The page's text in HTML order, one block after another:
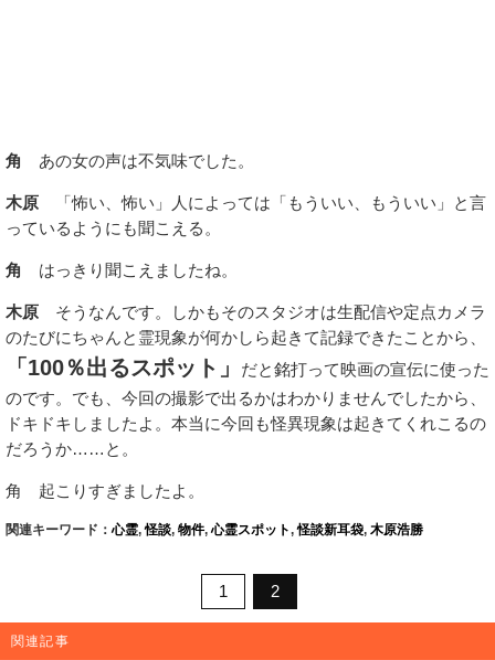
角 あの女の声は不気味でした。
木原 「怖い、怖い」人によっては「もういい、もういい」と言
っているようにも聞こえる。
角 はっきり聞こえましたね。
木原 そうなんです。しかもそのスタジオは生配信や定点カメラ
のたびにちゃんと霊現象が何かしら起きて記録できたことから、
「100％出るスポット」
だと銘打って映画の宣伝に使った
のです。でも、今回の撮影で出るかはわかりませんでしたから、
ドキドキしましたよ。本当に今回も怪異現象は起きてくれこるの
だろうか……と。
角 起こりすぎましたよ。
関連キーワード：心霊,怪談, 物件,心霊スポット,怪談新耳袋, 木原浩勝
1 2
関連記事